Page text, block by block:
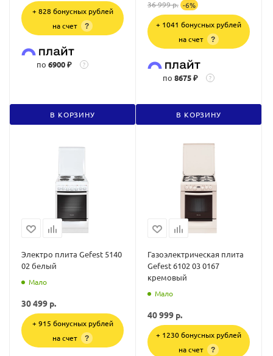
+ 828 бонусных рублей
на счет
?
по 6900 ₽ ?
В КОРЗИНУ
36 999р. -6%
+ 1041 бонусных рублей
на счет
?
по 8675 ₽ ?
В КОРЗИНУ
Электро плита Gefest 5140
02 белый
Мало
30 499 р.
+ 915 бонусных рублей
на счет
?
Газоэлектрическая плита
Gefest 6102 03 0167
кремовый
Мало
40 999 р.
+ 1230 бонусных рублей
на счет
?